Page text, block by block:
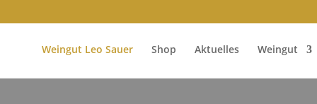
Weingut Leo Sauer Shop Aktuelles Weingut